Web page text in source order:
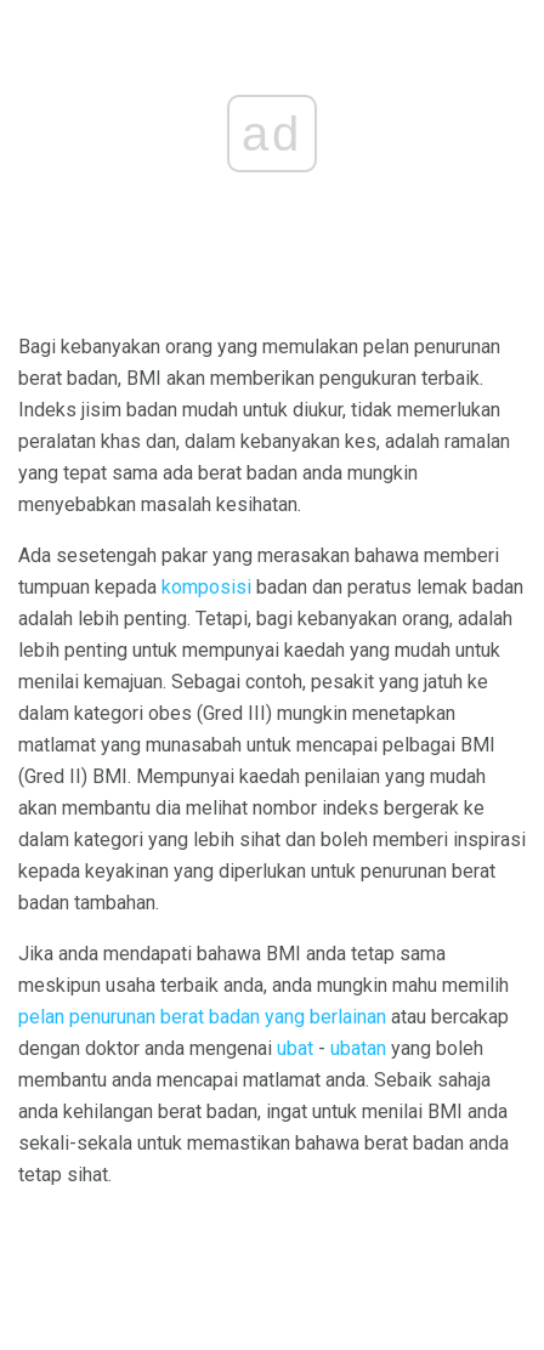
ad
Bagi kebanyakan orang yang memulakan pelan penurunan
berat badan, BMI akan memberikan pengukuran terbaik.
Indeks jisim badan mudah untuk diukur, tidak memerlukan
peralatan khas dan, dalam kebanyakan kes, adalah ramalan
yang tepat sama ada berat badan anda mungkin
menyebabkan masalah kesihatan.
Ada sesetengah pakar yang merasakan bahawa memberi
tumpuan kepada komposisi badan dan peratus lemak badan
adalah lebih penting. Tetapi, bagi kebanyakan orang, adalah
lebih penting untuk mempunyai kaedah yang mudah untuk
menilai kemajuan. Sebagai contoh, pesakit yang jatuh ke
dalam kategori obes (Gred III) mungkin menetapkan
matlamat yang munasabah untuk mencapai pelbagai BMI
(Gred II) BMI. Mempunyai kaedah penilaian yang mudah
akan membantu dia melihat nombor indeks bergerak ke
dalam kategori yang lebih sihat dan boleh memberi inspirasi
kepada keyakinan yang diperlukan untuk penurunan berat
badan tambahan.
Jika anda mendapati bahawa BMI anda tetap sama
meskipun usaha terbaik anda, anda mungkin mahu memilih
pelan penurunan berat badan yang berlainan atau bercakap
dengan doktor anda mengenai ubat - ubatan yang boleh
membantu anda mencapai matlamat anda. Sebaik sahaja
anda kehilangan berat badan, ingat untuk menilai BMI anda
sekali-sekala untuk memastikan bahawa berat badan anda
tetap sihat.